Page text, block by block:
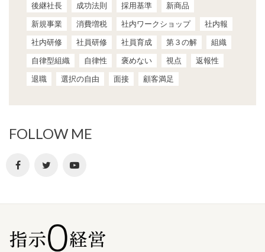
後継社長
成功法則 採用基準
新商品
新規事業
消費増税 社内ワークショップ
社内報
社内研修
社員研修 社員育成 第３の解
組織
自律型組織
自律性 褒めない 視点
返報性
退職
選択の自由 面接 顧客満足
FOLLOW ME